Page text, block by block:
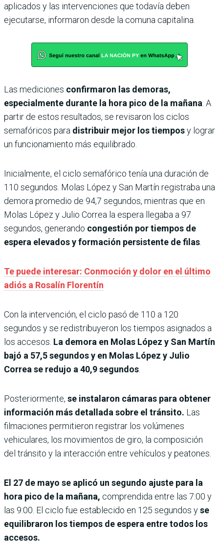
aplicados y las intervenciones que todavía deben
ejecutarse, informaron desde la comuna capitalina.
Las mediciones confirmaron las demoras,
especialmente durante la hora pico de la mañana . A
partir de estos resultados, se revisaron los ciclos
semafóricos para distribuir mejor los tiemposy lograr
un funcionamiento más equilibrado.
Inicialmente, el ciclo semafórico tenía una duración de
110 segundos. Molas López y San Martín registraba una
demora promedio de 94,7 segundos, mientras que en
Molas López y Julio Correa la espera llegaba a 97
segundos, generando congestión por tiempos de
espera elevados y formación persistente de filas
Te puede interesar: Conmoción y dolor en el último
adiós a Rosalín Florentín
Con la intervención, el ciclo pasó de 110 a 120
segundos y se redistribuyeron los tiempos asignados a
los accesos. La demora en Molas López y San Martín
bajó a 57,5 segundos y en Molas López y Julio
Correa se redujo a 40,9 segundos
Posteriormente, se instalaron cámaras para obtener
información más detallada sobre el tránsito. Las
filmaciones permitieron registrar los volúmenes
vehiculares, los movimientos de giro, la composición
del tránsito y la interacción entre vehículos y peatones.
El 27 de mayo se aplicó un segundo ajuste para la
hora pico de la mañana, comprendida entre las 7:00 y
las 9:00. El ciclo fue establecido en 125 segundos yse
equilibraron los tiempos de espera entre todos los
accesos.